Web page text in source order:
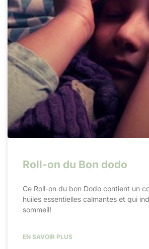
Roll-on du Bon dodo
Ce Roll-on du bon Dodo contient un
huiles essentielles calmantes et qui
sommeil!​
EN SAVOIR PLUS